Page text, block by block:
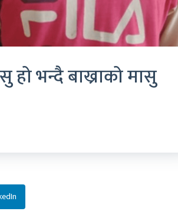
भन्दै बाख्राको मासु